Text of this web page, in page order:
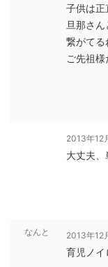
子供は正
旦那さ
繋がてる
ご先祖
2013年12
大丈夫
なんと 2013年12
育児ノイ